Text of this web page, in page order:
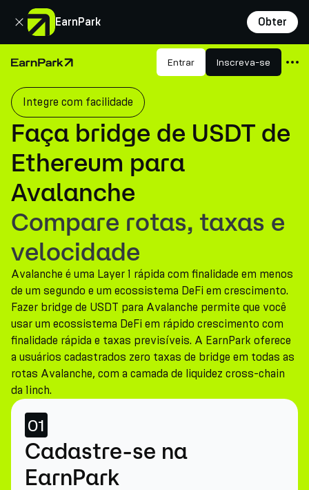
EarnPark Obter
Fechar
Página Inicial Entrar Inscreva-se
Produtos
Mercados
Calculadoras
PARK Token
Recursos
Empresa
Integre com facilidade
Faça bridge de USDT de
Ethereum para
Avalanche
Compare rotas, taxas e
velocidade
Avalanche é uma Layer 1 rápida com finalidade em menos
de um segundo e um ecossistema DeFi em crescimento.
Fazer bridge de USDT para Avalanche permite que você
usar um ecossistema DeFi em rápido crescimento com
finalidade rápida e taxas previsíveis. A EarnPark oferece
a usuários cadastrados zero taxas de bridge em todas as
rotas Avalanche, com a camada de liquidez cross-chain
da 1inch.
01
Cadastre-se na
EarnPark